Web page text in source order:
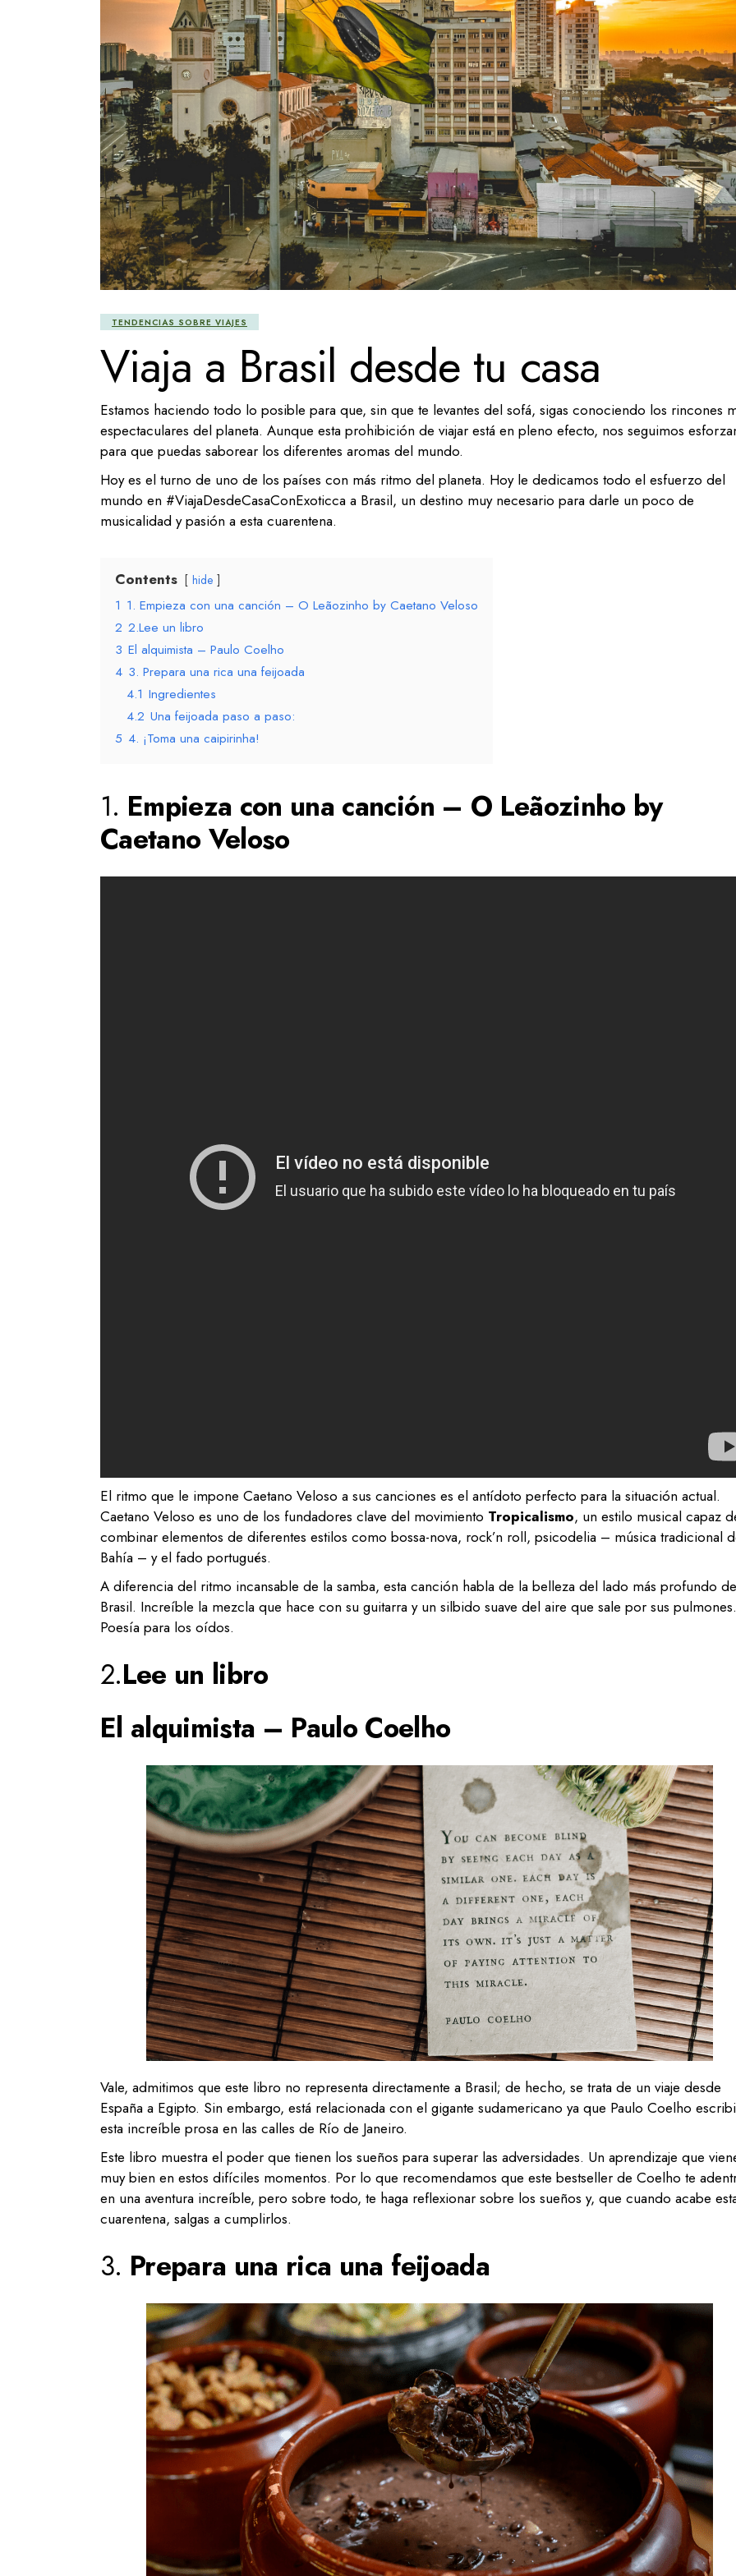
TENDENCIAS SOBRE VIAJES
Viaja a Brasil desde tu casa
Estamos haciendo todo lo posible para que, sin que te levantes del sofá, sigas conociendo los rincones
espectaculares del planeta. Aunque esta prohibición de viajar está en pleno efecto, nos seguimos
para que puedas saborear los diferentes aromas del mundo.
Hoy es el turno de uno de los países con más ritmo del planeta. Hoy le dedicamos todo el esfuerzo del
mundo en #ViajaDesdeCasaConExoticca a Brasil, un destino muy necesario para darle un poco de
musicalidad y pasión a esta cuarentena.
Contents hide
1 1. Empieza con una canción – O Leãozinho by Caetano Veloso
2 2.Lee un libro
3 El alquimista – Paulo Coelho
4 3. Prepara una rica una feijoada
4.1 Ingredientes
4.2 Una feijoada paso a paso:
5 4. ¡Toma una caipirinha!
1. Empieza con una canción – O Leãozinho by
Caetano Veloso
El ritmo que le impone Caetano Veloso a sus canciones es el antídoto perfecto para la situación actual.
Caetano Veloso es uno de los fundadores clave del movimiento Tropicalismo, un estilo musical capaz
combinar elementos de diferentes estilos como bossa-nova, rock’n roll, psicodelia – música tradicional
Bahía – y el fado portugués.
A diferencia del ritmo incansable de la samba, esta canción habla de la belleza del lado más profundo de
Brasil. Increíble la mezcla que hace con su guitarra y un silbido suave del aire que sale por sus pulmones.
Poesía para los oídos.
2.Lee un libro
El alquimista – Paulo Coelho
Vale, admitimos que este libro no representa directamente a Brasil; de hecho, se trata de un viaje desde
España a Egipto. Sin embargo, está relacionada con el gigante sudamericano ya que Paulo Coelho
esta increíble prosa en las calles de Río de Janeiro.
Este libro muestra el poder que tienen los sueños para superar las adversidades. Un aprendizaje que
muy bien en estos difíciles momentos. Por lo que recomendamos que este bestseller de Coelho te
en una aventura increíble, pero sobre todo, te haga reflexionar sobre los sueños y, que cuando acabe
cuarentena, salgas a cumplirlos.
3. Prepara una rica una feijoada